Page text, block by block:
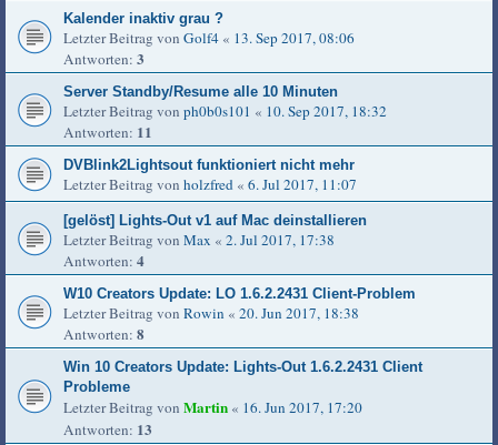
Kalender inaktiv grau ?
Letzter Beitrag von Golf4 « 13. Sep 2017, 08:06
Antworten: 3
Server Standby/Resume alle 10 Minuten
Letzter Beitrag von ph0b0s101 « 10. Sep 2017, 18:32
Antworten: 11
DVBlink2Lightsout funktioniert nicht mehr
Letzter Beitrag von holzfred « 6. Jul 2017, 11:07
[gelöst] Lights-Out v1 auf Mac deinstallieren
Letzter Beitrag von Max « 2. Jul 2017, 17:38
Antworten: 4
W10 Creators Update: LO 1.6.2.2431 Client-Problem
Letzter Beitrag von Rowin « 20. Jun 2017, 18:38
Antworten: 8
Win 10 Creators Update: Lights-Out 1.6.2.2431 Client
Probleme
Letzter Beitrag von Martin « 16. Jun 2017, 17:20
Antworten: 13